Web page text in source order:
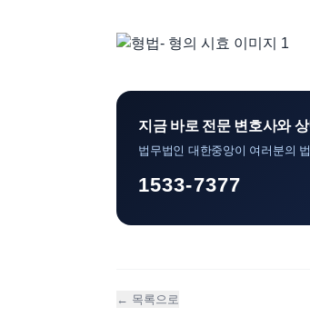
지금 바로 전문 변호사와
법무법인 대한중앙이 여러분의
1533-7377
← 목록으로